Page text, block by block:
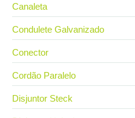
Canaleta
Condulete Galvanizado
Conector
Cordão Paralelo
Disjuntor Steck